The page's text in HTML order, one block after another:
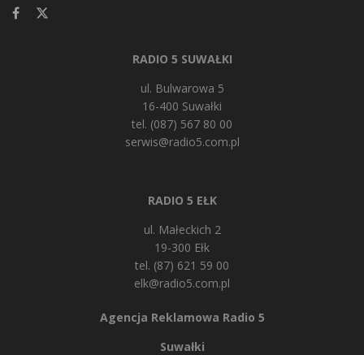
RADIO 5 SUWAŁKI
ul. Bulwarowa 5
16-400 Suwałki
tel. (087) 567 80 00
serwis@radio5.com.pl
RADIO 5 EŁK
ul. Małeckich 2
19-300 Ełk
tel. (87) 621 59 00
elk@radio5.com.pl
Agencja Reklamowa Radio 5
Suwałki